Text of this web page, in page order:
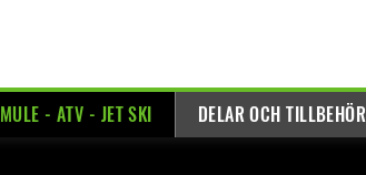
MULE - ATV - JET SKI DELAR OCH TILLBEHÖR